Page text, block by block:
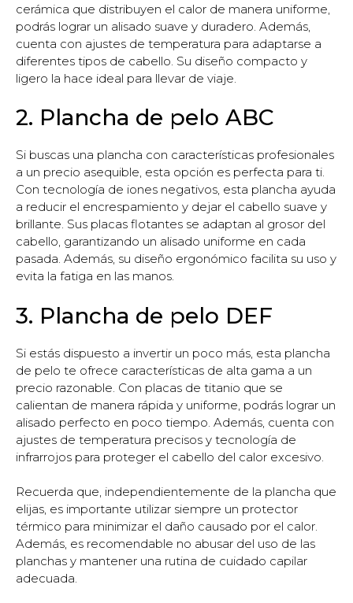
cerámica que distribuyen el calor de manera uniforme,
podrás lograr un alisado suave y duradero. Además,
cuenta con ajustes de temperatura para adaptarse a
diferentes tipos de cabello. Su diseño compacto y
ligero la hace ideal para llevar de viaje.
2. Plancha de pelo ABC
Si buscas una plancha con características profesionales
a un precio asequible, esta opción es perfecta para ti.
Con tecnología de iones negativos, esta plancha ayuda
a reducir el encrespamiento y dejar el cabello suave y
brillante. Sus placas flotantes se adaptan al grosor del
cabello, garantizando un alisado uniforme en cada
pasada. Además, su diseño ergonómico facilita su uso y
evita la fatiga en las manos.
3. Plancha de pelo DEF
Si estás dispuesto a invertir un poco más, esta plancha
de pelo te ofrece características de alta gama a un
precio razonable. Con placas de titanio que se
calientan de manera rápida y uniforme, podrás lograr un
alisado perfecto en poco tiempo. Además, cuenta con
ajustes de temperatura precisos y tecnología de
infrarrojos para proteger el cabello del calor excesivo.
Recuerda que, independientemente de la plancha que
elijas, es importante utilizar siempre un protector
térmico para minimizar el daño causado por el calor.
Además, es recomendable no abusar del uso de las
planchas y mantener una rutina de cuidado capilar
adecuada.